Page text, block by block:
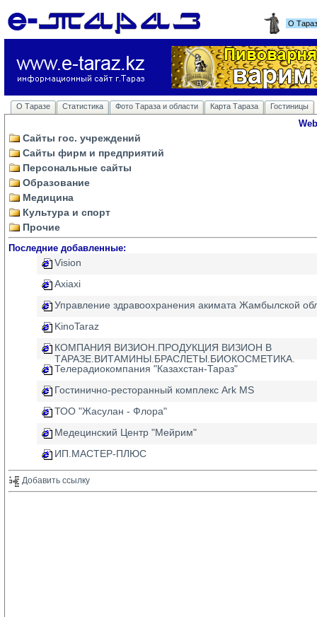
О
О Таразе Статистика Фото Тараза и области Карта Тараза Гостиницы
Сайты гос. учреждений
Сайты фирм и предприятий
Персональные сайты
Образование
Медицина
Культура и спорт
Прочие
Последние добавленные:
Vision
Axiaxi
Управление здравоохранения акимата Жамбылской
KinoTaraz
КОМПАНИЯ ВИЗИОН.ПРОДУКЦИЯ ВИЗИОН В
ТАРАЗЕ.ВИТАМИНЫ.БРАСЛЕТЫ.БИОКОСМЕТИКА.
Телерадиокомпания "Казахстан-Тараз"
Гостинично-ресторанный комплекс Ark MS
ТОО "Жасулан - Флора"
Медецинский Центр "Мейрим"
ИП.МАСТЕР-ПЛЮС
Добавить ссылку